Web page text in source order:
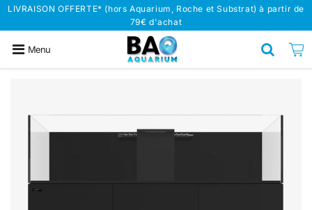
LIVRAISON OFFERTE* (hors Aquarium, Roche et Substrat) à partir de
79€ d'achat
Menu